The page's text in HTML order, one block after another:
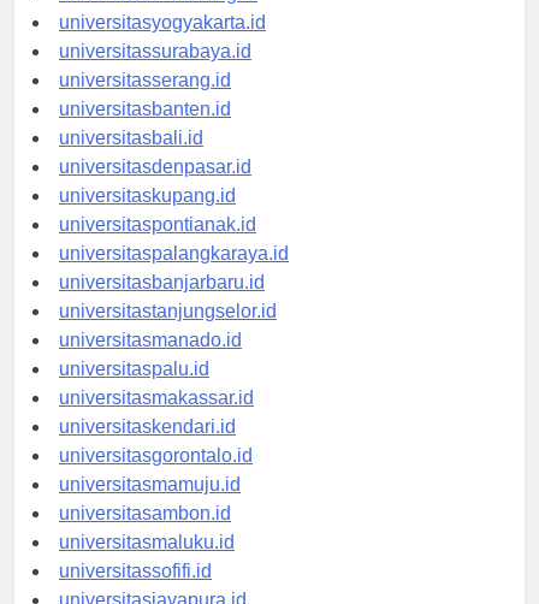
universitassemarang.id
universitasyogyakarta.id
universitassurabaya.id
universitasserang.id
universitasbanten.id
universitasbali.id
universitasdenpasar.id
universitaskupang.id
universitaspontianak.id
universitaspalangkaraya.id
universitasbanjarbaru.id
universitastanjungselor.id
universitasmanado.id
universitaspalu.id
universitasmakassar.id
universitaskendari.id
universitasgorontalo.id
universitasmamuju.id
universitasambon.id
universitasmaluku.id
universitassofifi.id